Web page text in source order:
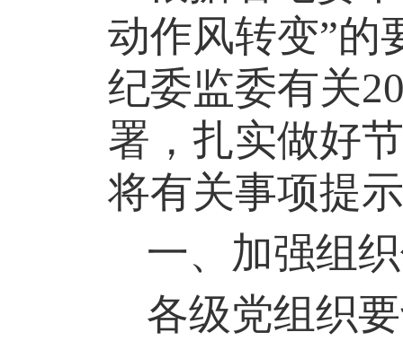
动作风转变”的
纪委监委有关
署，扎实做好
将有关事项提
一、 加强组
各级党组织